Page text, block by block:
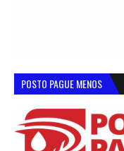
POSTO PAGUE MENOS